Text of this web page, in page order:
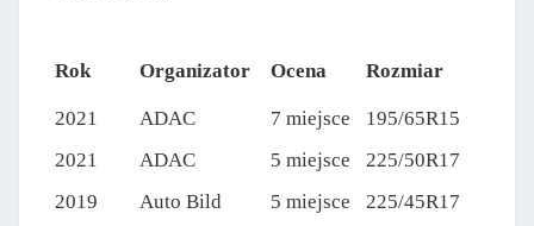
Rok Organizator Ocena Rozmiar
2021 ADAC 7 miejsce
195/65R15
2021
ADAC 5 miejsce
225/50R17
2019
Auto Bild 5 miejsce
225/45R17